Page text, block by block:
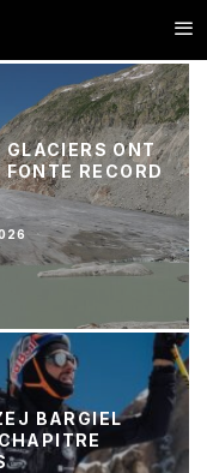
ONT
RECORD
BARGIEL